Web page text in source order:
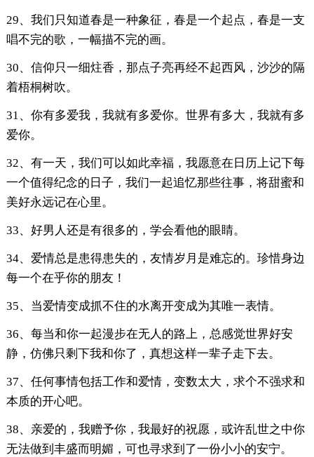
29、我们只知道春是一种象征，春是一个起点，春是一支
唱不完的歌，一幅描不完的画。
30、信仰只一细炷香，那点子亮再经不起西风，沙沙的隔
着梧桐树吹。
31、你有多爱我，我就有多爱你。世界有多大，我就有多
爱你。
32、有一天，我们可以如此幸福，我愿意在日历上记下每
一个值得纪念的日子，我们一起追忆那些往事，将甜蜜和
美好永远记在心里。
33、好男人还是有很多的，学会看他的眼睛。
34、爱情总是患得患失的，友情岁月是难忘的。珍惜身边
每一个在乎你的朋友！
35、当爱情变成抓不住的水离开变成为其唯一表情。
36、每当和你一起漫步在无人的路上，总感觉世界好安
静，仿佛只剩下我和你了，真想这样一辈子走下去。
37、任何事情包括工作和爱情，变数太大，求个不强求和
本质的开心吧。
38、亲爱的，我赠予你，我最好的祝愿，或许乱世之中你
无法做到丰盛而明媚，可也寻求到了一份小小的安宁。